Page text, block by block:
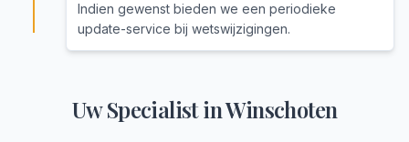
Indien gewenst bieden we een periodieke
update-service bij wetswijzigingen.
Uw Specialist inWinschoten